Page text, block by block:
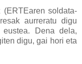
(ERTEaren soldata-
aurreratu digu
Dena dela,
digu, gai hori eta